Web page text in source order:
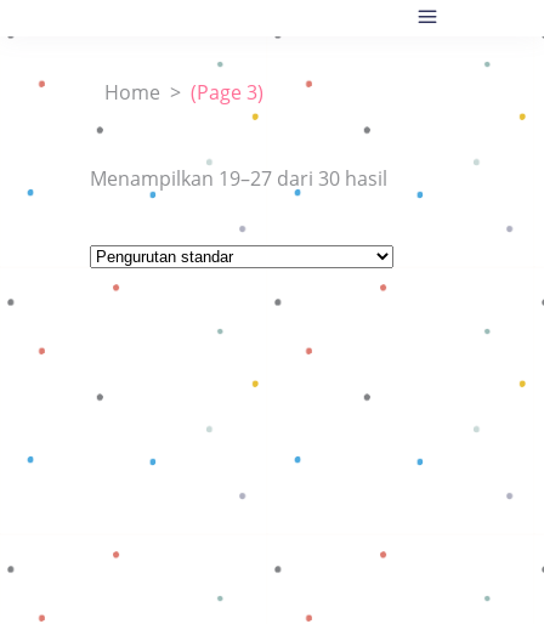
Home > (Page 3)
Menampilkan 19–27 dari 30 hasil
Baca selengkapnya